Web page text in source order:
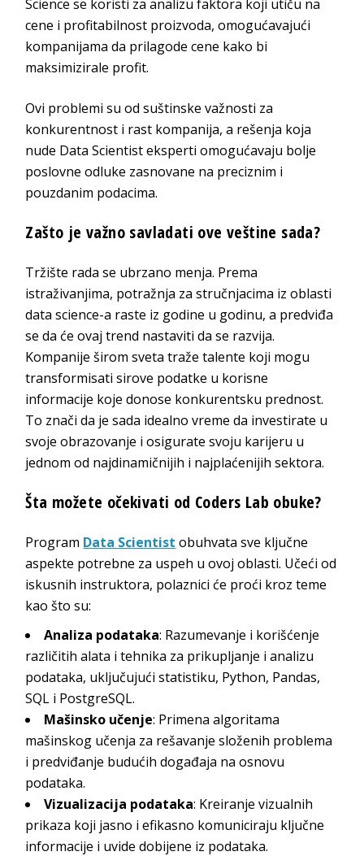
Science se koristi za analizu faktora koji utiču na
cene i profitabilnost proizvoda, omogućavajući
kompanijama da prilagode cene kako bi
maksimizirale profit.
Ovi problemi su od suštinske važnosti za
konkurentnost i rast kompanija, a rešenja koja
nude Data Scientist eksperti omogućavaju bolje
poslovne odluke zasnovane na preciznim i
pouzdanim podacima.
Zašto je važno savladati ove veštine sada?
Tržište rada se ubrzano menja. Prema
istraživanjima, potražnja za stručnjacima iz oblasti
data science-a raste iz godine u godinu, a predviđa
se da će ovaj trend nastaviti da se razvija.
Kompanije širom sveta traže talente koji mogu
transformisati sirove podatke u korisne
informacije koje donose konkurentsku prednost.
To znači da je sada idealno vreme da investirate u
svoje obrazovanje i osigurate svoju karijeru u
jednom od najdinamičnijih i najplaćenijih sektora.
Šta možete očekivati od Coders Lab obuke?
Program Data Scientist obuhvata sve ključne
aspekte potrebne za uspeh u ovoj oblasti. Učeći od
iskusnih instruktora, polaznici će proći kroz teme
kao što su:
Analiza podataka: Razumevanje i korišćenje
različitih alata i tehnika za prikupljanje i analizu
podataka, uključujući statistiku, Python, Pandas,
SQL i PostgreSQL.
Mašinsko učenje: Primena algoritama
mašinskog učenja za rešavanje složenih problema
i predviđanje budućih događaja na osnovu
podataka.
Vizualizacija podataka: Kreiranje vizualnih
prikaza koji jasno i efikasno komuniciraju ključne
informacije i uvide dobijene iz podataka.